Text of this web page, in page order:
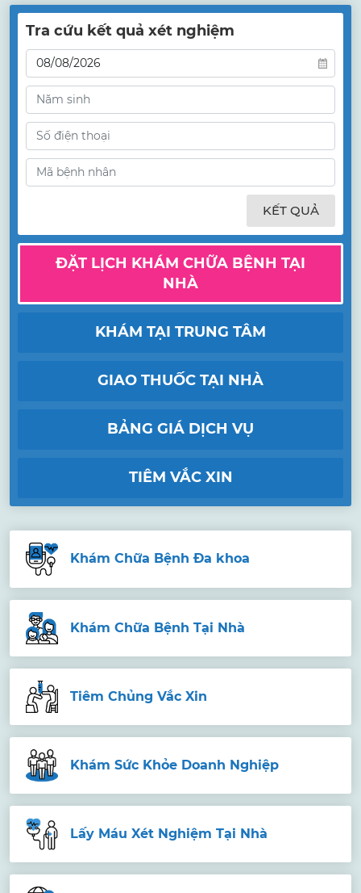
Tra cứu kết quả xét nghiệm
KẾT QUẢ
ĐẶT LỊCH KHÁM CHỮA BỆNH TẠI
NHÀ
KHÁM TẠI TRUNG TÂM
GIAO THUỐC TẠI NHÀ
BẢNG GIÁ DỊCH VỤ
TIÊM VẮC XIN
Khám Chữa Bệnh Đa khoa
Khám Chữa Bệnh Tại Nhà
Tiêm Chủng Vắc Xin
Khám Sức Khỏe Doanh Nghiệp
Lấy Máu Xét Nghiệm Tại Nhà